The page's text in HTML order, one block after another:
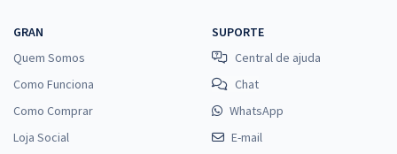
GRAN
Quem Somos
Como Funciona
Como Comprar
Loja Social
SUPORTE
Central de ajuda
Chat
WhatsApp
E-mail